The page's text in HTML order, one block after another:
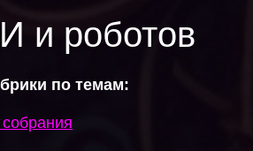
и роботов
по темам: